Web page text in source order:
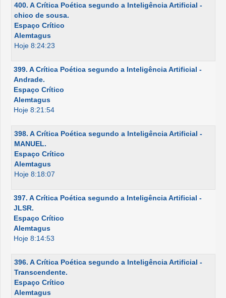
400. A Crítica Poética segundo a Inteligência Artificial -
chico de sousa.
Espaço Crítico
Alemtagus
Hoje 8:24:23
399. A Crítica Poética segundo a Inteligência Artificial -
Andrade.
Espaço Crítico
Alemtagus
Hoje 8:21:54
398. A Crítica Poética segundo a Inteligência Artificial -
MANUEL.
Espaço Crítico
Alemtagus
Hoje 8:18:07
397. A Crítica Poética segundo a Inteligência Artificial -
JLSR.
Espaço Crítico
Alemtagus
Hoje 8:14:53
396. A Crítica Poética segundo a Inteligência Artificial -
Transcendente.
Espaço Crítico
Alemtagus